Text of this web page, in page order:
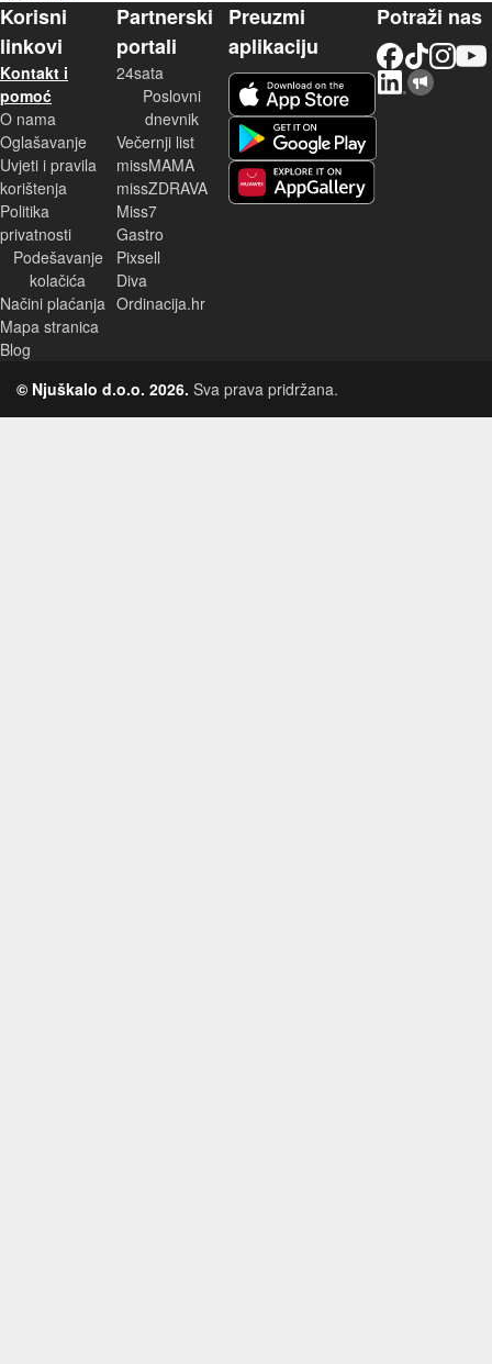
Korisni
linkovi
Kontakt i
pomoć
O nama
Oglašavanje
Uvjeti i pravila
korištenja
Politika
privatnosti
Podešavanje
kolačića
Načini plaćanja
Mapa stranica
Blog
Partnerski
portali
24sata
Poslovni
dnevnik
Večernji list
missMAMA
missZDRAVA
Miss7
Gastro
Pixsell
Diva
Ordinacija.hr
Preuzmi
aplikaciju
Potraži nas
© Njuškalo d.o.o. 2026. Sva prava pridržana.